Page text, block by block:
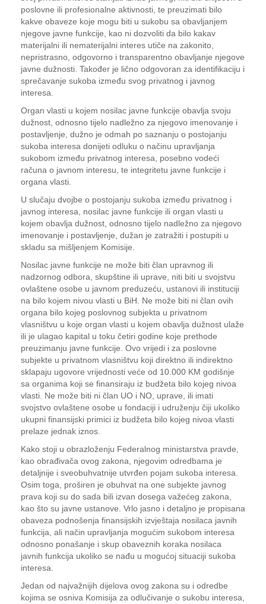
poslovne ili profesionalne aktivnosti, te preuzimati bilo
kakve obaveze koje mogu biti u sukobu sa obavljanjem
njegove javne funkcije, kao ni dozvoliti da bilo kakav
materijalni ili nematerijalni interes utiče na zakonito,
nepristrasno, odgovorno i transparentno obavljanje njegove
javne dužnosti. Također je lično odgovoran za identifikaciju i
sprečavanje sukoba između svog privatnog i javnog
interesa.
Organ vlasti u kojem nosilac javne funkcije obavlja svoju
dužnost, odnosno tijelo nadležno za njegovo imenovanje i
postavljenje, dužno je odmah po saznanju o postojanju
sukoba interesa donijeti odluku o načinu upravljanja
sukobom između privatnog interesa, posebno vodeći
računa o javnom interesu, te integritetu javne funkcije i
organa vlasti.
U slučaju dvojbe o postojanju sukoba između privatnog i
javnog interesa, nosilac javne funkcije ili organ vlasti u
kojem obavlja dužnost, odnosno tijelo nadležno za njegovo
imenovanje i postavljenje, dužan je zatražiti i postupiti u
skladu sa mišljenjem Komisije.
Nosilac javne funkcije ne može biti član upravnog ili
nadzornog odbora, skupštine ili uprave, niti biti u svojstvu
ovlaštene osobe u javnom preduzeću, ustanovi ili instituciji
na bilo kojem nivou vlasti u BiH. Ne može biti ni član ovih
organa bilo kojeg poslovnog subjekta u privatnom
vlasništvu u koje organ vlasti u kojem obavlja dužnost ulaže
ili je ulagao kapital u toku četiri godine koje prethode
preuzimanju javne funkcije. Ovo vrijedi i za poslovne
subjekte u privatnom vlasništvu koji direktno ili indirektno
sklapaju ugovore vrijednosti veće od 10.000 KM godišnje
sa organima koji se finansiraju iz budžeta bilo kojeg nivoa
vlasti. Ne može biti ni član UO i NO, uprave, ili imati
svojstvo ovlaštene osobe u fondaciji i udruženju čiji ukoliko
ukupni finansijski primici iz budžeta bilo kojeg nivoa vlasti
prelaze jednak iznos.
Kako stoji u obrazloženju Federalnog ministarstva pravde,
kao obrađivača ovog zakona, njegovim odredbama je
detaljnije i sveobuhvatnije utvrđen pojam sukoba interesa.
Osim toga, proširen je obuhvat na one subjekte javnog
prava koji su do sada bili izvan dosega važećeg zakona,
kao što su javne ustanove. Vrlo jasno i detaljno je propisana
obaveza podnošenja finansijskih izvještaja nosilaca javnih
funkcija, ali način upravljanja mogućim sukobom interesa
odnosno ponašanje i skup obaveznih koraka nosilaca
javnih funkcija ukoliko se nađu u mogućoj situaciji sukoba
interesa.
Jedan od najvažnijih dijelova ovog zakona su i odredbe
kojima se osniva Komisija za odlučivanje o sukobu interesa,